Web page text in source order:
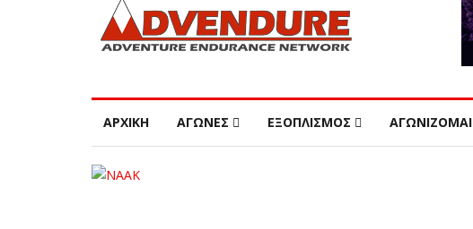
ΑΡΧΙΚΗ ΑΓΩΝΕΣ ΕΞΟΠΛΙΣΜΟΣ ΑΓΩΝΙΖΟΜΑΙ